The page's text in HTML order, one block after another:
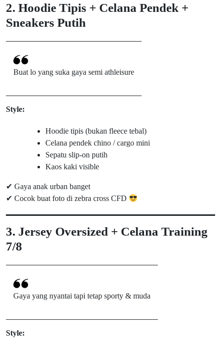
2. Hoodie Tipis + Celana Pendek +
Sneakers Putih
Buat lo yang suka gaya semi athleisure
Style:
Hoodie tipis (bukan fleece tebal)
Celana pendek chino / cargo mini
Sepatu slip-on putih
Kaos kaki visible
✔ Gaya anak urban banget
✔ Cocok buat foto di zebra cross CFD
3. Jersey Oversized + Celana Training
7/8
Gaya yang nyantai tapi tetap sporty & muda
Style: